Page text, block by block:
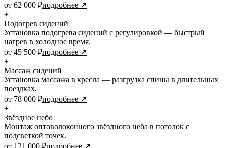
от 62 000 ₽подробнее ↗
+
Подогрев сидений
Установка подогрева сидений с регулировкой — быстрый
нагрев в холодное время.
от 45 500 ₽подробнее ↗
+
Массаж сидений
Установка массажа в кресла — разгрузка спины в длительных
поездках.
от 78 000 ₽подробнее ↗
+
Звёздное небо
Монтаж оптоволоконного звёздного неба в потолок с
подсветкой точек.
от 121 000 ₽подробнее ↗